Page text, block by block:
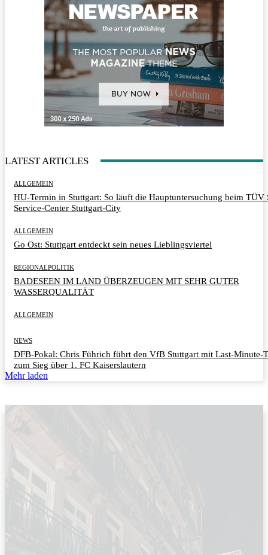
LATEST ARTICLES
ALLGEMEIN
HU-Termin in Stuttgart: So läuft die Hauptuntersuchung beim TÜV
Service-Center Stuttgart-City
ALLGEMEIN
Go Ost: Stuttgart entdeckt sein neues Lieblingsviertel
REGIONALPOLITIK
BADESEEN IM LAND ÜBERZEUGEN MIT SEHR GUTER
WASSERQUALITÄT
ALLGEMEIN
NEWS
DFB-Pokal: Chris Führich führt den VfB Stuttgart mit Last-Minute-
zum Sieg über 1. FC Kaiserslautern
Mehr laden